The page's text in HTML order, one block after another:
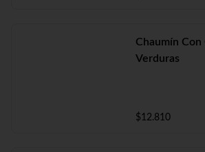
Chaumín Con
Verduras
$12.810